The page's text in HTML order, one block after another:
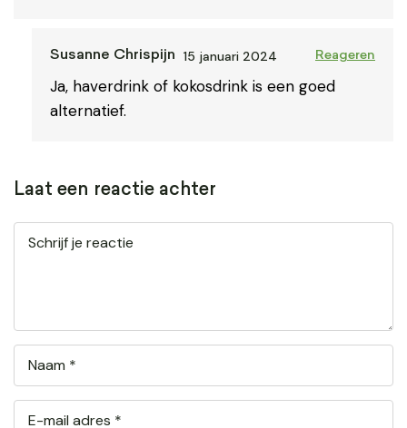
Susanne Chrispijn 15 januari 2024 Reageren
Ja, haverdrink of kokosdrink is een goed
alternatief.
Laat een reactie achter